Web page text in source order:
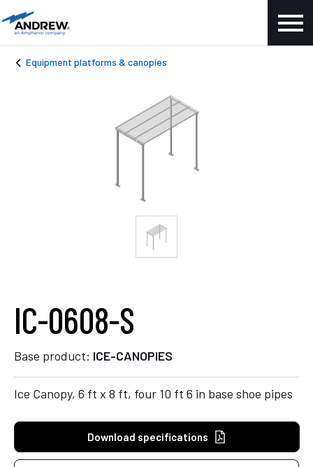
Equipment platforms & canopies
IC-0608-S
Base product: ICE-CANOPIES
Ice Canopy, 6 ft x 8 ft, four 10 ft 6 in base shoe pipes
Download specifications